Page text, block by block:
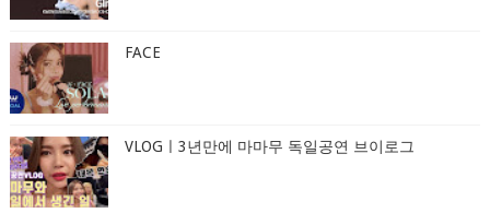
FACE
VLOGㅣ3년만에 마마무 독일공연 브이로그